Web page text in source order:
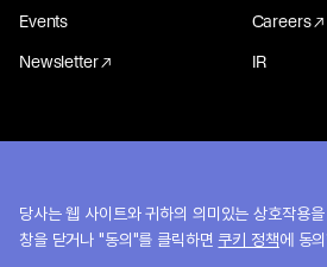
Events
Newsletter
Careers
IR
당사는 웹 사이트와 귀하의 의미있는 상호작용
창을 닫거나 "동의"를 클릭하면 쿠키 정책에 동